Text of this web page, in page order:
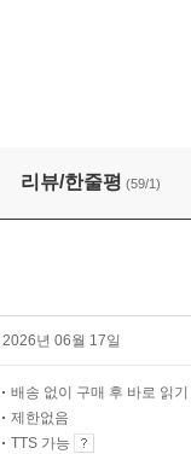
리뷰/한줄평 (59/1)
2026년 06월 17일
배송 없이 구매 후 바로 읽기
제한없음
TTS 가능